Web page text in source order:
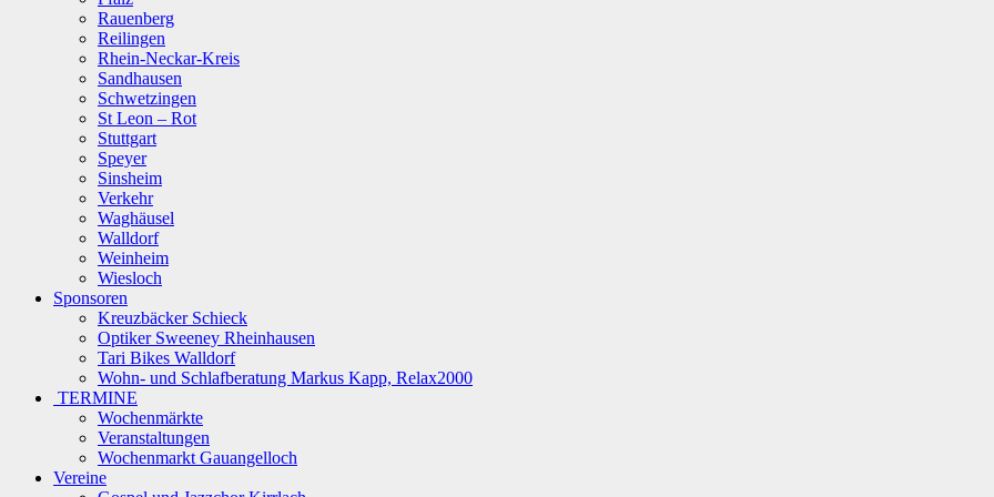
Rauenberg
Reilingen
Rhein-Neckar-Kreis
Sandhausen
Schwetzingen
St Leon – Rot
Stuttgart
Speyer
Sinsheim
Verkehr
Waghäusel
Walldorf
Weinheim
Wiesloch
Sponsoren
Kreuzbäcker Schieck
Optiker Sweeney Rheinhausen
Tari Bikes Walldorf
Wohn- und Schlafberatung Markus Kapp, Relax2000
TERMINE
Wochenmärkte
Veranstaltungen
Wochenmarkt Gauangelloch
Vereine